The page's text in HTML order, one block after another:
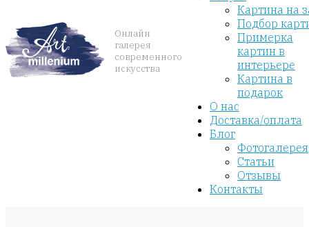
Онлайн
галерея
современного
искусства
Картина на
Подбор
Примерка
картин в
интерьере
Картина в
подарок
О нас
Доставка/оплата
Блог
Фотогалерея
Статьи
Отзывы
Контакты